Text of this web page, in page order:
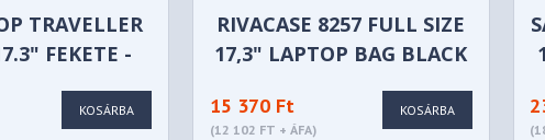
TRAVELLER
FEKETE -
KOSÁRBA
RIVACASE 8257 FULL SIZE
17,3" LAPTOP BAG BLACK
15 370 Ft
(12 102 FT + ÁFA)
KOSÁRBA